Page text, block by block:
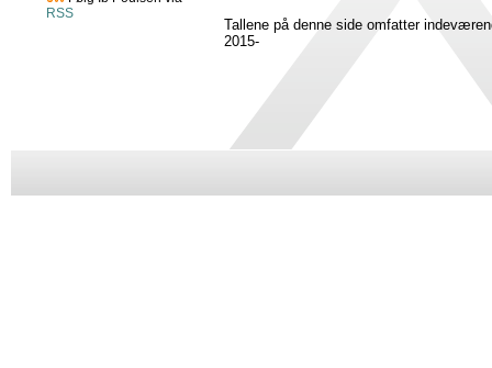
RSS
Tallene på denne side omfatter
2015-